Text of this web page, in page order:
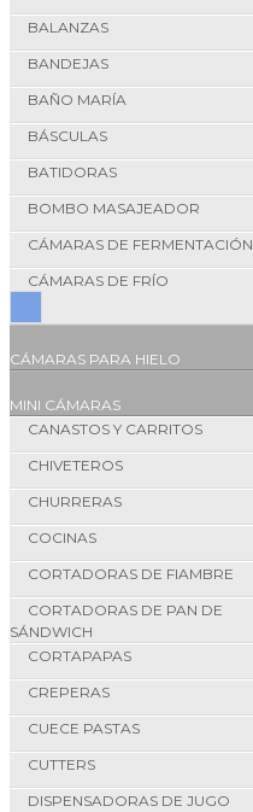
BALANZAS
BANDEJAS
BAÑO MARÍA
BÁSCULAS
BATIDORAS
BOMBO MASAJEADOR
CÁMARAS DE FERMENTACIÓN
CÁMARAS DE FRÍO
CÁMARAS PARA HIELO
MINI CÁMARAS
CANASTOS Y CARRITOS
CHIVETEROS
CHURRERAS
COCINAS
CORTADORAS DE FIAMBRE
CORTADORAS DE PAN DE
SÁNDWICH
CORTAPAPAS
CREPERAS
CUECE PASTAS
CUTTERS
DISPENSADORAS DE JUGO